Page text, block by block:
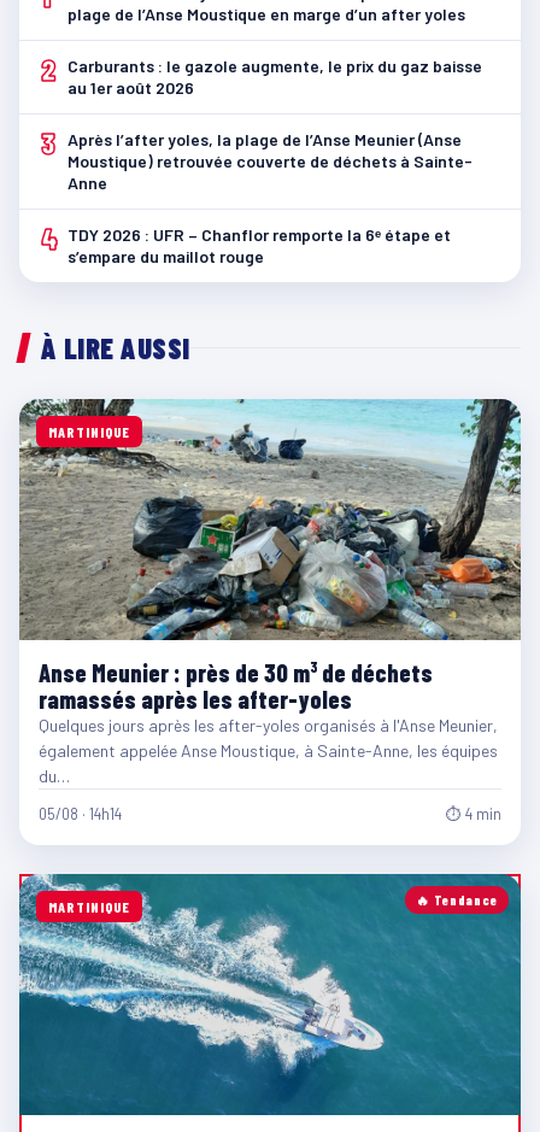
plage de l’Anse Moustique en marge d’un after yoles
2
Carburants : le gazole augmente, le prix du gaz baisse
au 1er août 2026
3 Après l’after yoles, la plage de l’Anse Meunier (Anse
Moustique) retrouvée couverte de déchets à Sainte-
Anne
4 TDY 2026 : UFR – Chanflor remporte la 6ᵉ étape et
s’empare du maillot rouge
À LIRE AUSSI
MARTINIQUE
Anse Meunier : près de 30 m³ de déchets
ramassés après les after-yoles
Quelques jours après les after-yoles organisés à l'Anse Meunier,
également appelée Anse Moustique, à Sainte-Anne, les équipes
du…
05/08 · 14h14 ⏱ 4 min
🔥 Tendance
MARTINIQUE